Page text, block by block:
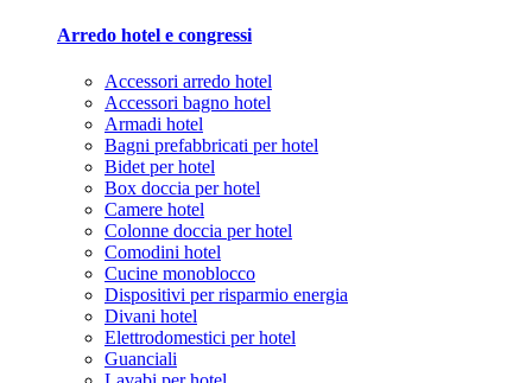
Arredo hotel e congressi
Accessori arredo hotel
Accessori bagno hotel
Armadi hotel
Bagni prefabbricati per hotel
Bidet per hotel
Box doccia per hotel
Camere hotel
Colonne doccia per hotel
Comodini hotel
Cucine monoblocco
Dispositivi per risparmio energia
Divani hotel
Elettrodomestici per hotel
Guanciali